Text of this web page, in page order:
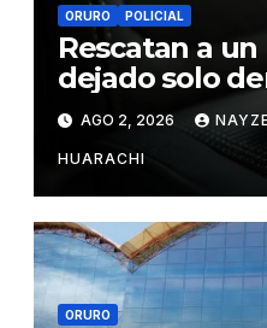
ORURO POLICIAL
Rescatan a
dejado solo
vehículo en
AGO 2, 2026
HUARACHI
ORURO